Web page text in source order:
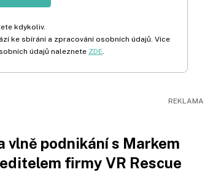
kdykoliv.
ke sbírání a zpracování osobních údajů. Více
údajů naleznete ZDE
vlně podnikání s Markem
firmy VR Rescue